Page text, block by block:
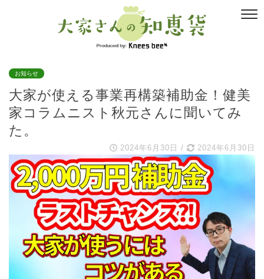
お知らせ
大家が使える事業再構築補助金！健美
家コラムニスト秋元さんに聞いてみ
た。
2024年6月30日 / 2024年6月30日